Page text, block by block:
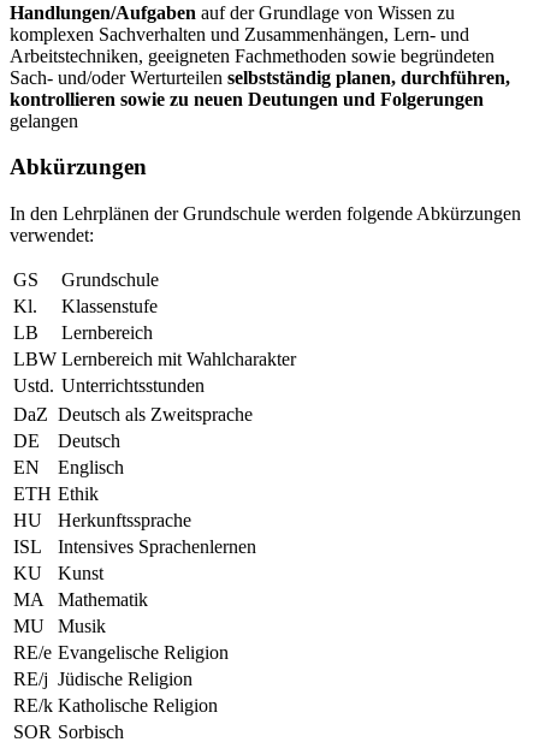
Handlungen/Aufgaben auf der Grundlage von Wissen zu
komplexen Sachverhalten und Zusammenhängen, Lern- und
Arbeitstechniken, geeigneten Fachmethoden sowie begründeten
Sach- und/oder Werturteilen selbstständig planen, durchführen,
kontrollieren sowie zu neuen Deutungen und Folgerungen
gelangen
Abkürzungen
In den Lehrplänen der Grundschule werden folgende Abkürzungen
verwendet:
GS
Grundschule
Kl.
Klassenstufe
LB
Lernbereich
LBW Lernbereich mit Wahlcharakter
Ustd. Unterrichtsstunden
DaZ Deutsch als Zweitsprache
DE
Deutsch
EN
Englisch
ETH Ethik
HU
Herkunftssprache
ISL
Intensives Sprachenlernen
KU
Kunst
MA
Mathematik
MU
Musik
RE/e Evangelische Religion
RE/j Jüdische Religion
RE/k Katholische Religion
SOR Sorbisch